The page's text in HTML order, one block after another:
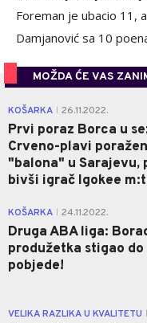
Foreman je ubacio 11,
Damjanović sa 10
MOŽDA ĆE VAS
KOŠARKA 26.11.2022.
Prvi poraz Borca u
Crveno-plavi
"balona" u Sarajevu,
bivši igrač Igokee
KOŠARKA 24.11.2022.
Druga ABA liga:
produžetka stigao
pobjede!
VELIKA RAZLIKA U KVALITETU